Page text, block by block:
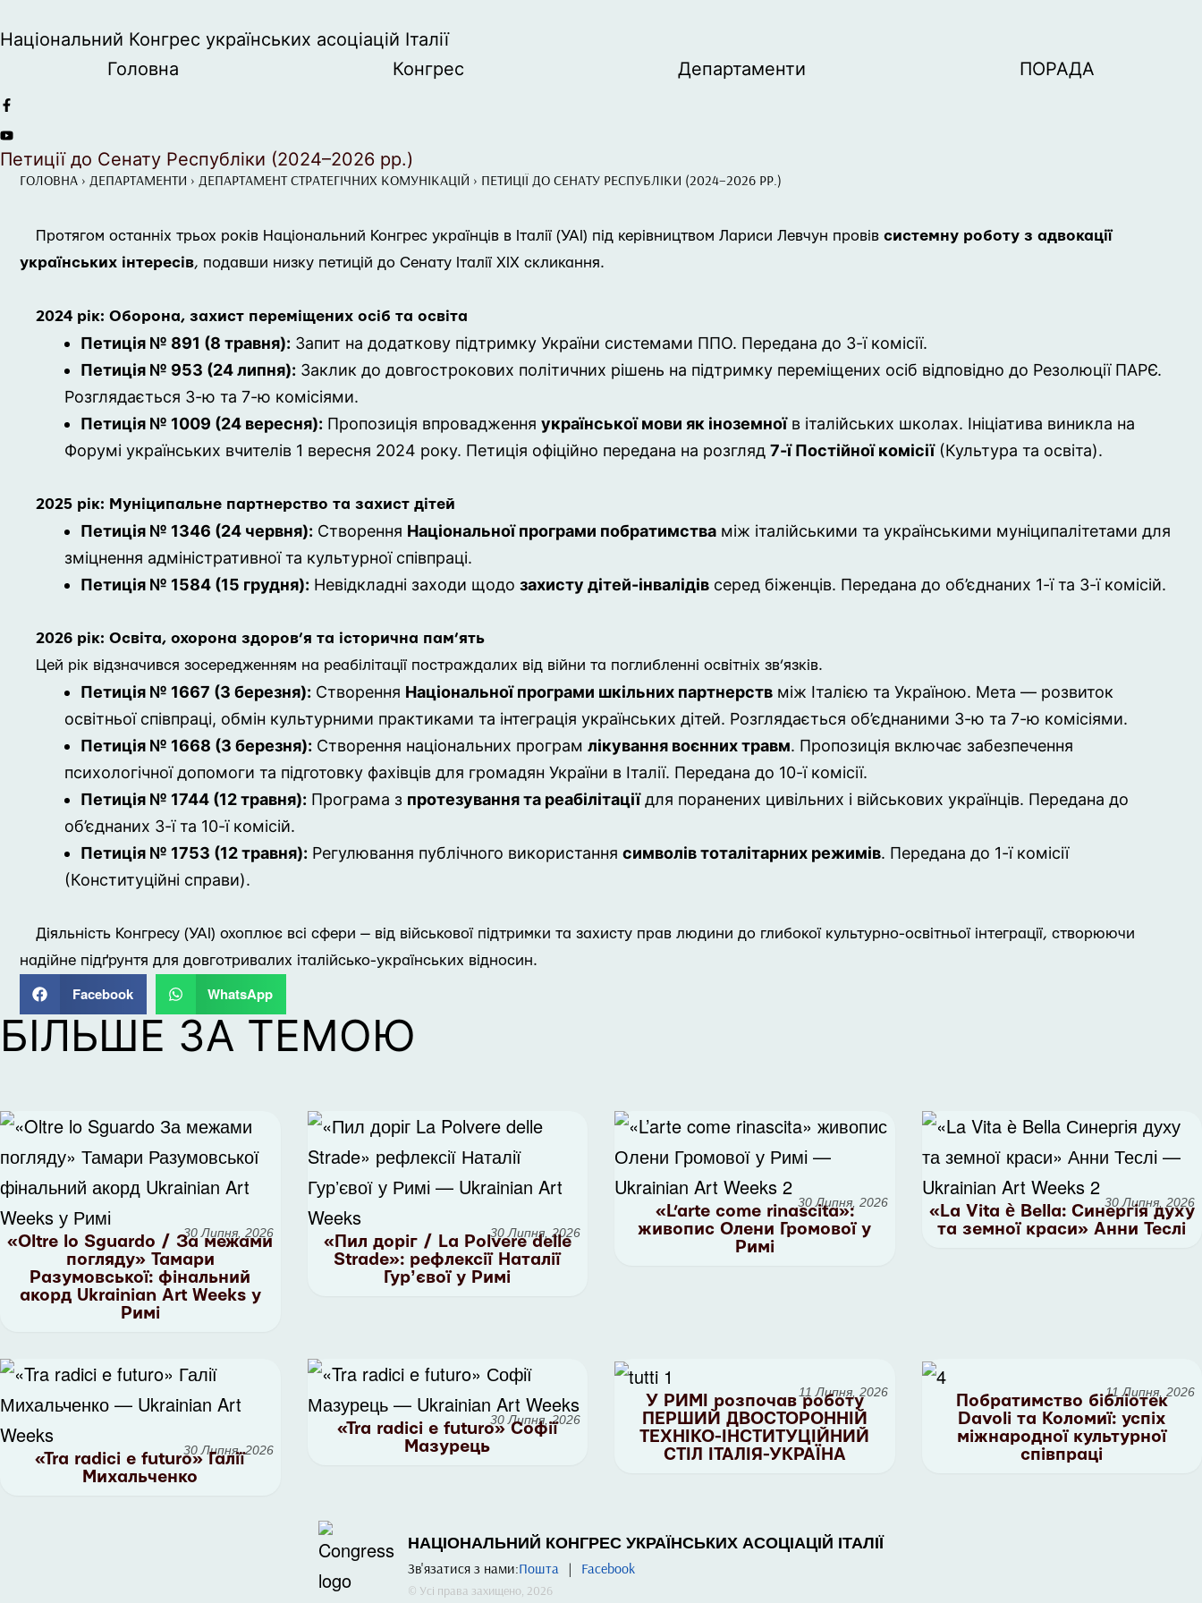
Національний Конгрес українських асоціацій Італії
Головна
Конгрес Департаменти ПОРАДА
Петиції до Сенату Республіки (2024–2026 рр.)
ГОЛОВНА › ДЕПАРТАМЕНТИ › ДЕПАРТАМЕНТ СТРАТЕГІЧНИХ КОМУНІКАЦІЙ › ПЕТИЦІЇ ДО СЕНАТУ РЕСПУБЛІКИ (2024–2026 РР.)
Протягом останніх трьох років Національний Конгрес українців в Італії (УАІ) під керівництвом Лариси Левчун провів системну роботу з адвокації
українських інтересів, подавши низку петицій до Сенату Італії XIX скликання.
2024 рік: Оборона, захист переміщених осіб та освіта
Петиція № 891 (8 травня): Запит на додаткову підтримку України системами ППО. Передана до 3-ї комісії.
Петиція № 953 (24 липня): Заклик до довгострокових політичних рішень на підтримку переміщених осіб відповідно до Резолюції ПАРЄ.
Розглядається 3-ю та 7-ю комісіями.
Петиція № 1009 (24 вересня): Пропозиція впровадження української мови як іноземноїв італійських школах. Ініціатива виникла на
Форумі українських вчителів 1 вересня 2024 року. Петиція офіційно передана на розгляд 7-ї Постійної комісії(Культура та освіта).
2025 рік: Муніципальне партнерство та захист дітей
Петиція № 1346 (24 червня): Створення Національної програми побратимства між італійськими та українськими муніципалітетами для
зміцнення адміністративної та культурної співпраці.
Петиція № 1584 (15 грудня): Невідкладні заходи щодо захисту дітей-інвалідів серед біженців. Передана до об’єднаних 1-ї та 3-ї комісій.
2026 рік: Освіта, охорона здоров’я та історична пам’ять
Цей рік відзначився зосередженням на реабілітації постраждалих від війни та поглибленні освітніх зв’язків.
Петиція № 1667 (3 березня): Створення Національної програми шкільних партнерств між Італією та Україною. Мета — розвиток
освітньої співпраці, обмін культурними практиками та інтеграція українських дітей. Розглядається об’єднаними 3-ю та 7-ю комісіями.
Петиція № 1668 (3 березня): Створення національних програм лікування воєнних травм. Пропозиція включає забезпечення
психологічної допомоги та підготовку фахівців для громадян України в Італії. Передана до 10-ї комісії.
Петиція № 1744 (12 травня): Програма з протезування та реабілітаціїдля поранених цивільних і військових українців. Передана до
об’єднаних 3-ї та 10-ї комісій.
Петиція № 1753 (12 травня): Регулювання публічного використання символів тоталітарних режимів. Передана до 1-ї комісії
(Конституційні справи).
Діяльність Конгресу (УАІ) охоплює всі сфери — від військової підтримки та захисту прав людини до глибокої культурно-освітньої інтеграції, створюючи
надійне підґрунтя для довготривалих італійсько-українських відносин.
Facebook WhatsApp
БІЛЬШЕ ЗА ТЕМОЮ
30 Липня, 2026
«Oltre lo Sguardo / За межами
погляду» Тамари
Разумовської: фінальний
акорд Ukrainian Art Weeks у
Римі
30 Липня, 2026
«Пил доріг / La Polvere delle
Strade»: рефлексії Наталії
Гурʼєвої у Римі
30 Липня, 2026
«L’arte come rinascita»:
живопис Олени Громової у
Римі
30 Липня, 2026
«La Vita è Bella: Синергія духу
та земної краси» Анни Теслі
30 Липня, 2026
«Tra radici e futuro» Галії
Михальченко
30 Липня, 2026
«Tra radici e futuro» Софії
Мазурець
11 Липня, 2026
У РИМІ розпочав роботу
ПЕРШИЙ ДВОСТОРОННІЙ
ТЕХНІКО-ІНСТИТУЦІЙНИЙ
СТІЛ ІТАЛІЯ-УКРАЇНА
11 Липня, 2026
Побратимство бібліотек
Davoli та Коломиї: успіх
міжнародної культурної
співпраці
НАЦІОНАЛЬНИЙ КОНГРЕС УКРАЇНСЬКИХ АСОЦІАЦІЙ ІТАЛІЇ
Зв'язатися з нами:Пошта | Facebook
© Усі права захищено, 2026